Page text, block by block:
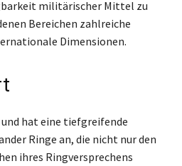
militärischer Mittel zu
Bereichen zahlreiche
Dimensionen.
hat eine tiefgreifende
Ringe an, die nicht nur den
ihres Ringversprechens